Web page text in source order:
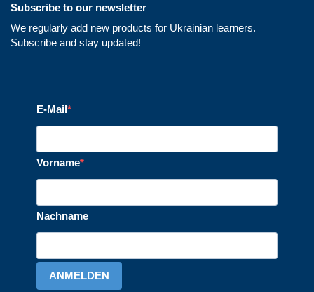
Subscribe to our newsletter
We regularly add new products for Ukrainian learners.
Subscribe and stay updated!
E-Mail
Vorname
Nachname
ANMELDEN